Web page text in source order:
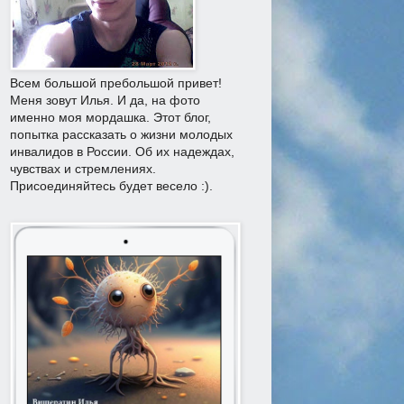
Всем большой пребольшой привет!
Меня зовут Илья. И да, на фото
именно моя мордашка. Этот блог,
попытка рассказать о жизни молодых
инвалидов в России. Об их надеждах,
чувствах и стремлениях.
Присоединяйтесь будет весело :).